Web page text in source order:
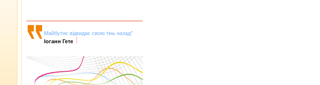
Майбутнє відкидає свою тінь назад”
Іоганн Гете